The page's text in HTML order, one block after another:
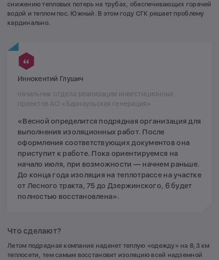
снижению тепловых потерь на трубах, обеспечивающих горячей
водой и теплом пос. Южный. В этом году СГК решает проблему
кардинально.
Иннокентий Глушич
начальник отдела реализации инвестиционных
проектов АО «Барнаульская генерация»
«Весной определится подрядная организация для
выполнения изоляционных работ. После
оформления соответствующих документов она
приступит к работе. Пока ориентируемся на
начало июля, при возможности — начнем раньше.
До конца года изоляция на теплотрассе на участке
от Лесного тракта, 75 до Дзержинского, 6 будет
полностью восстановлена».
Что сделают?
Летом подрядная компания наденет теплую «одежду» на 8,3 км
теплосети, тем самым восстановит изоляцию всей надземной